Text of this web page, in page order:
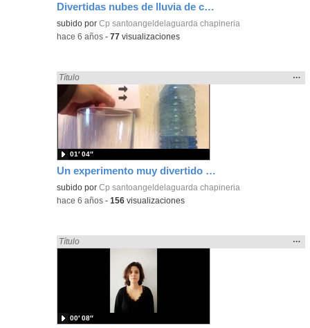
Divertidas nubes de lluvia de colores. Sandra y su gran colaborador.
subido porCp santoangeldelaguarda chapineria
-hace 6 años -77 visualizaciones
Un experimento muy divertido y mágico para explicar la refracción de la luz.
Encontrado «divertidos» en:
Título
la
…
subido porCp santoangeldelaguarda chapineria
01′ 04″
-hace 6 años -156 visualizaciones
Encontrado «divertidos» en:
Título
la
…
00′ 08″